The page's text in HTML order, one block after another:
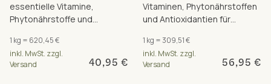
essentielle Vitamine,
Phytonährstoffe und
und Zellschutz.
1 kg = 620,45 €
inkl. MwSt. zzgl.
Versand
40,95 €
Vitaminen, Phytonährstoffen
und Antioxidantien für
1 kg = 309,51 €
inkl. MwSt. zzgl.
Versand
56,95 €